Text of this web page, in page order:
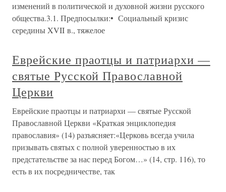
изменений в политической и духовной жизни русского
общества.3.1. Предпосылки:• Социальный кризис
середины XVII в., тяжелое
Еврейские праотцы и патриархи —
святые Русской Православной
Церкви
Еврейские праотцы и патриархи — святые Русской
Православной Церкви «Краткая энциклопедия
православия» (14) разъясняет:«Церковь всегда учила
призывать святых с полной уверенностью в их
предстательстве за нас перед Богом…» (14, стр. 116), то
есть в их посредничестве, так